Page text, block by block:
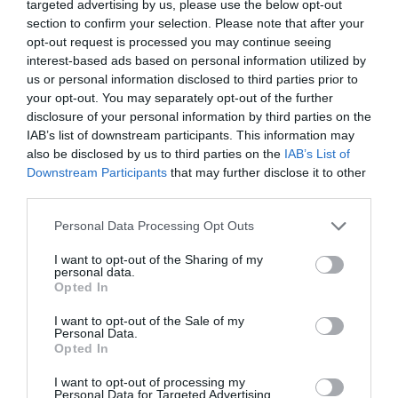
targeted advertising by us, please use the below opt-out
section to confirm your selection. Please note that after your
opt-out request is processed you may continue seeing
interest-based ads based on personal information utilized by
us or personal information disclosed to third parties prior to
your opt-out. You may separately opt-out of the further
disclosure of your personal information by third parties on the
IAB’s list of downstream participants. This information may
also be disclosed by us to third parties on the IAB’s List of
Downstream Participants that may further disclose it to other
Personal Data Processing Opt Outs
I want to opt-out of the Sharing of my
personal data.
Opted In
I want to opt-out of the Sale of my
Personal Data.
Opted In
I want to opt-out of processing my
Personal Data for Targeted Advertising.
Mechanické připojení přírubové podle ISO 5211
Ruční ovládání
Rozšířené vybavení
Místní ovládání pro servopohony s DMS3
Modul přídavných relé RE3, RE4, RE5
Modul přídavných relé RE1, RE2, RE3, RE4, RE5, READY
Provedení s ovládací jednotkou PROFIBUS DP V0/V1
Vyhotovění s ovládací jednotkou MODBUS RTU
Krytí IP 68
Soubory ke stažení
Všeobecne platné podmienky
Katalógový list